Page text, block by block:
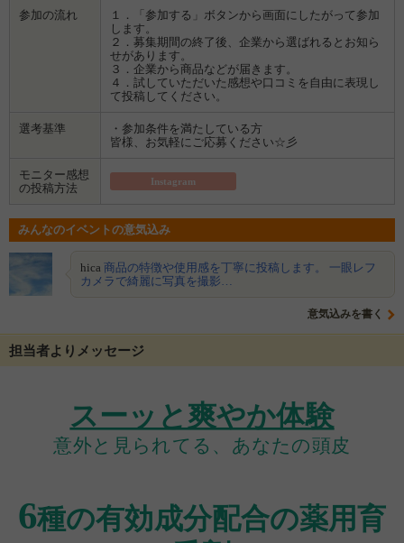
参加の流れ
１．「参加する」ボタンから画面にしたがって参加
します。
２．募集期間の終了後、企業から選ばれるとお知ら
せがあります。
３．企業から商品などが届きます。
４．試していただいた感想や口コミを自由に表現し
て投稿してください。
選考基準
・参加条件を満たしている方
皆様、お気軽にご応募ください☆彡
モニター感想
の投稿方法
Instagram
みんなのイベントの意気込み
hica 商品の特徴や使用感を丁寧に投稿します。 一眼レフ
カメラで綺麗に写真を撮影…
意気込みを書く
担当者よりメッセージ
スーッと爽やか体験
意外と見られてる、あなたの頭皮
6種の有効成分配合の薬用育